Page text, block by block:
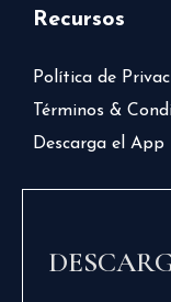
Recursos
Política de
Términos &
Descarga el App